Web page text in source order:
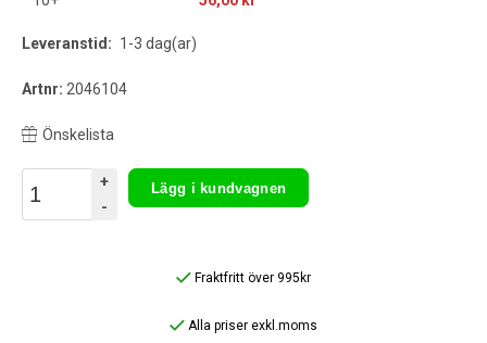
Leveranstid: 1-3 dag(ar)
Artnr: 2046104
Önskelista
+
-
Lägg i kundvagnen
Fraktfritt över 995kr
Alla priser exkl.moms